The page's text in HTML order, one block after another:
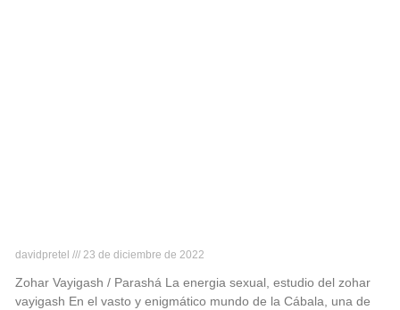
davidpretel 23 de diciembre de 2022
Zohar Vayigash / Parashá La energia sexual, estudio del zohar
vayigash En el vasto y enigmático mundo de la Cábala, una de